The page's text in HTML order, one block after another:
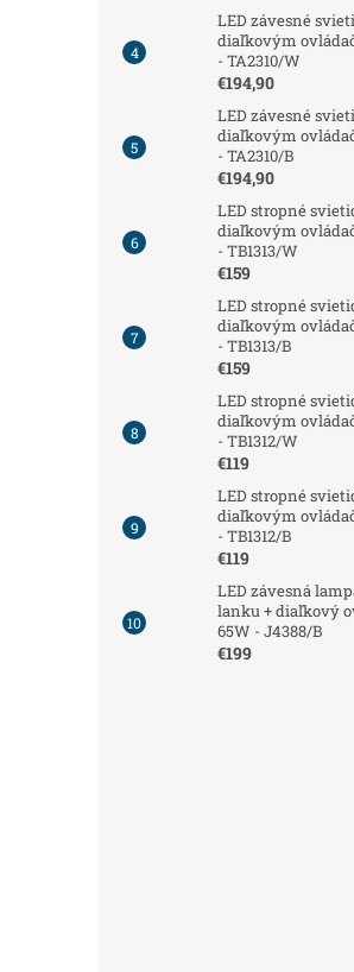
LED závesné
diaľkovým
- TA2310/W
€194,90
LED závesné
diaľkovým
- TA2310/B
€194,90
LED stropné
diaľkovým
- TB1313/W
€159
LED stropné
diaľkovým
- TB1313/B
€159
LED stropné
diaľkovým
- TB1312/W
€119
LED stropné
diaľkovým
- TB1312/B
€119
LED závesná
lanku + diaľkový
65W - J4388/B
€199